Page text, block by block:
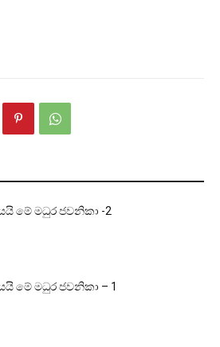
මේ මධුර ජවනිකා -2
මේ මධුර ජවනිකා – 1